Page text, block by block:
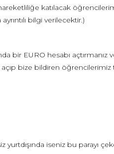
katılacak
bilgi verilecektir.)
bir EURO hesabı açtırmanız
bize bildiren
yurtdışında iseniz bu parayı